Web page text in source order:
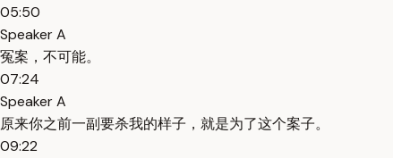
05:50
Speaker A
冤案，不可能。
07:24
Speaker A
原来你之前一副要杀我的样子，就是为了这个案子。
09:22